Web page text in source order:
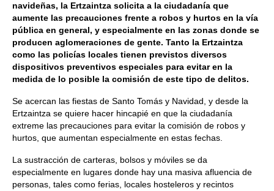
navideñas, la Ertzaintza solicita a la ciudadanía que
aumente las precauciones frente a robos y hurtos en la vía
pública en general, y especialmente en las zonas donde se
producen aglomeraciones de gente. Tanto la Ertzaintza
como las policías locales tienen previstos diversos
dispositivos preventivos especiales para evitar en la
medida de lo posible la comisión de este tipo de delitos.
Se acercan las fiestas de Santo Tomás y Navidad, y desde la
Ertzaintza se quiere hacer hincapié en que la ciudadanía
extreme las precauciones para evitar la comisión de robos y
hurtos, que aumentan especialmente en estas fechas.
La sustracción de carteras, bolsos y móviles se da
especialmente en lugares donde hay una masiva afluencia de
personas, tales como ferias, locales hosteleros y recintos